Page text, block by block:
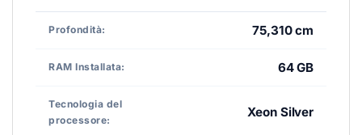
Profondità: 75,310 cm
RAM Installata: 64 GB
Tecnologia del
processore:
Xeon Silver